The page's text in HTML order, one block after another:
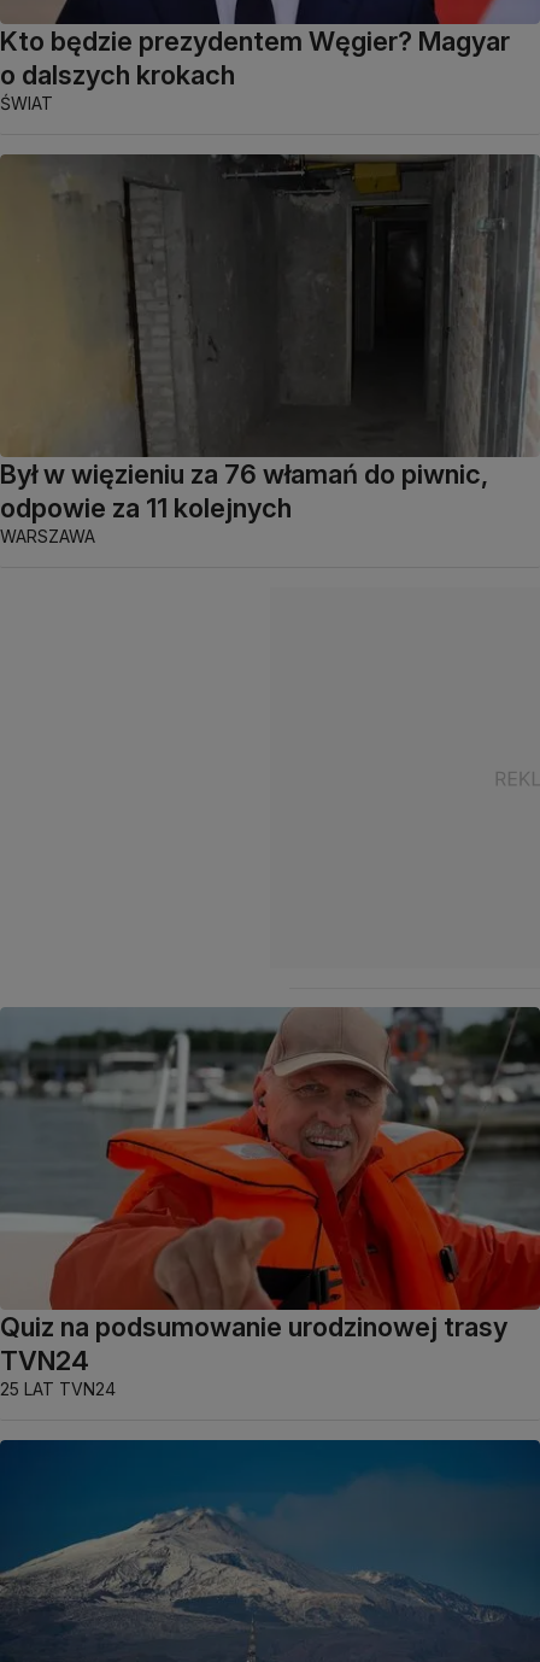
Kto będzie prezydentem Węgier? Magyar
o dalszych krokach
ŚWIAT
Był w więzieniu za 76 włamań do piwnic,
odpowie za 11 kolejnych
WARSZAWA
Quiz na podsumowanie urodzinowej trasy
TVN24
25 LAT TVN24